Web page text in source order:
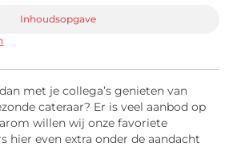
Inhoudsopgave
met je collega’s genieten van
cateraar? Er is veel aanbod op
willen wij onze favoriete
hier even extra onder de aandacht